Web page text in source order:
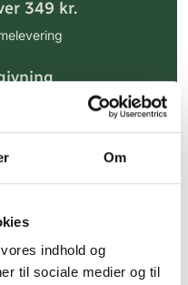
Om
indhold og
til sociale medier og til
349 kr.
(30 min. i Kbh)